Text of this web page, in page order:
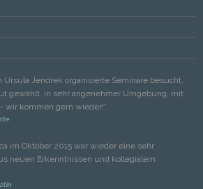
Ursula Jendrek organisierte Seminare besucht.
gewählt, in sehr angenehmer Umgebung, mit
wir kommen gern wieder!”
im Oktober 2015 war wieder eine sehr
neuen Erkenntnissen und kollegialem